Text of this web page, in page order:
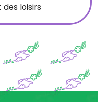
loisirs